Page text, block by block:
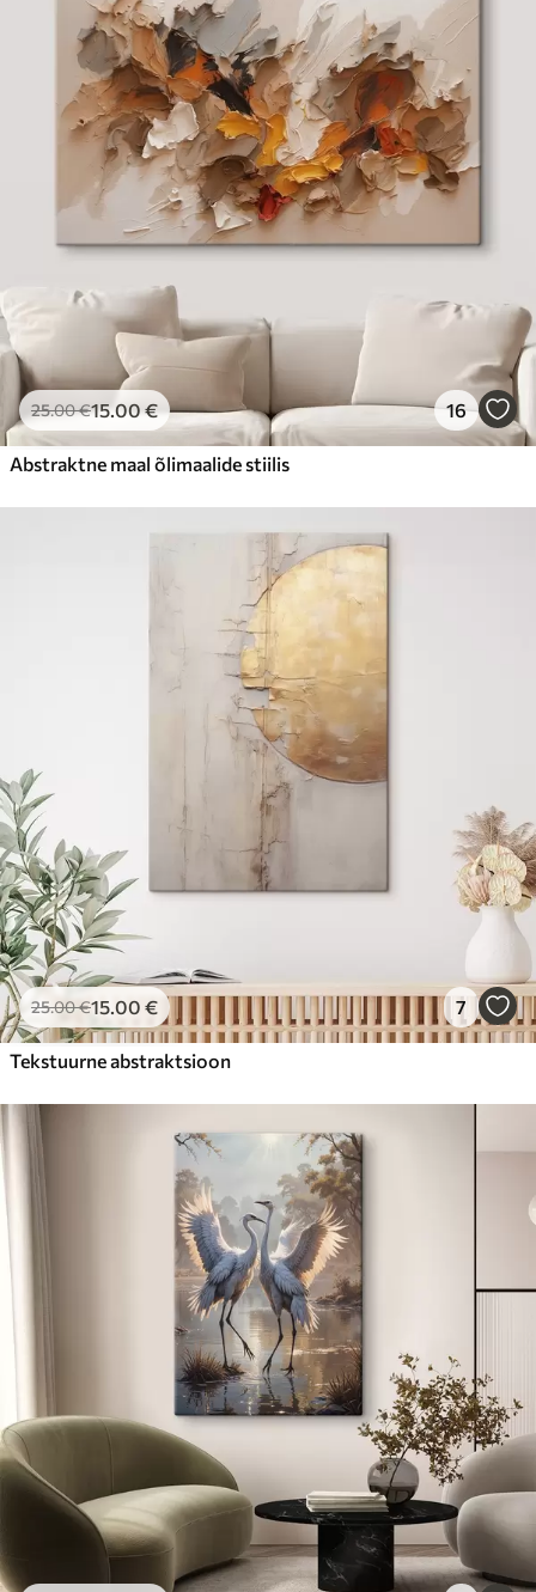
25.00€15.00€ 16
Abstraktne maal õlimaalide stiilis
25.00€15.00 € 7
Tekstuurne abstraktsioon